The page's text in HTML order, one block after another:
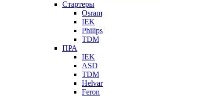
Стартеры
Osram
IEK
Philips
TDM
ПРА
IEK
ASD
TDM
Helvar
Feron